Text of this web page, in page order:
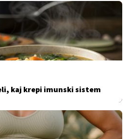
kaj krepi imunski sistem